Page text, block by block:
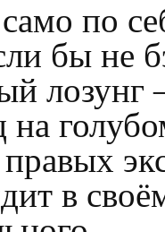
по
бы не
на
в